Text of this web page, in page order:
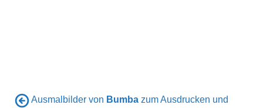
Ausmalbilder von Bumba zum Ausdrucken und